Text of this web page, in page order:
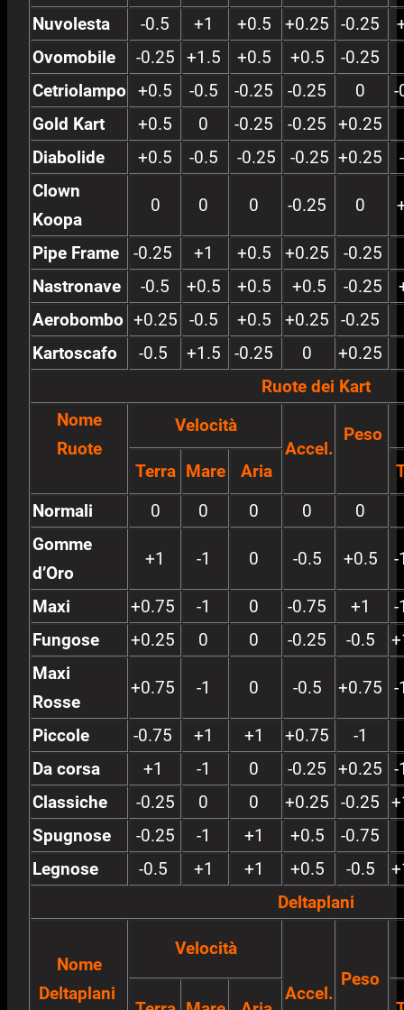
Nuvolesta
-0.5 +1 +0.5 +0.25 -0.25
Ovomobile
-0.25 +1.5 +0.5 +0.5
-0.25
Cetriolampo
+0.5 -0.5 -0.25 -0.25 0
-
Gold Kart
+0.5 0 -0.25 -0.25
+0.25
Diabolide
+0.5 -0.5 -0.25 -0.25 +0.25
Clown
Koopa
0 0 0 -0.25 0
Pipe Frame -0.25 +1 +0.5 +0.25
-0.25
Nastronave
-0.5 +0.5 +0.5 +0.5 -0.25
Aerobombo +0.25 -0.5 +0.5 +0.25
-0.25
Kartoscafo
-0.5 +1.5 -0.25 0
+0.25
Ruote dei Kart
Nome
Ruote
Velocità
Accel.
Peso
Terra Mare Aria
Normali
0 0 0 0
0
Gomme
d’Oro
+1 -1 0 -0.5 +0.5 -
Maxi +0.75 -1 0 -0.75 +1
-
Fungose
+0.25 0 0 -0.25 -0.5
Maxi
Rosse
+0.75 -1 0 -0.5 +0.75 -
Piccole -0.75 +1 +1 +0.75 -1
Da corsa
+1 -1 0 -0.25 +0.25
-
Classiche
-0.25 0 0 +0.25 -0.25
Spugnose
-0.25 -1 +1 +0.5
-0.75
Legnose
-0.5 +1 +1 +0.5 -0.5
Deltaplani
Nome
Deltaplani
Velocità
Accel.
Peso